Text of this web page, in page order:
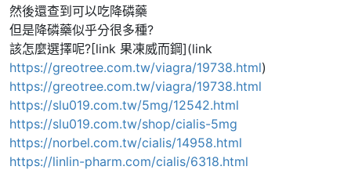
然後還查到可以吃降磷藥
但是降磷藥似乎分很多種?
該怎麼選擇呢?[link 果凍威而鋼](link
https://greotree.com.tw/viagra/19738.html)
https://greotree.com.tw/viagra/19738.html
https://slu019.com.tw/5mg/12542.html
https://slu019.com.tw/shop/cialis-5mg
https://norbel.com.tw/cialis/14958.html
https://linlin-pharm.com/cialis/6318.html